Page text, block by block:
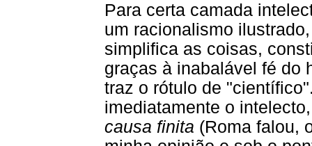
Para certa camada
um racionalismo
simplifica as coisas,
graças à inabalável fé do
traz o rótulo de
imediatamente o
causa finita (Roma falou,